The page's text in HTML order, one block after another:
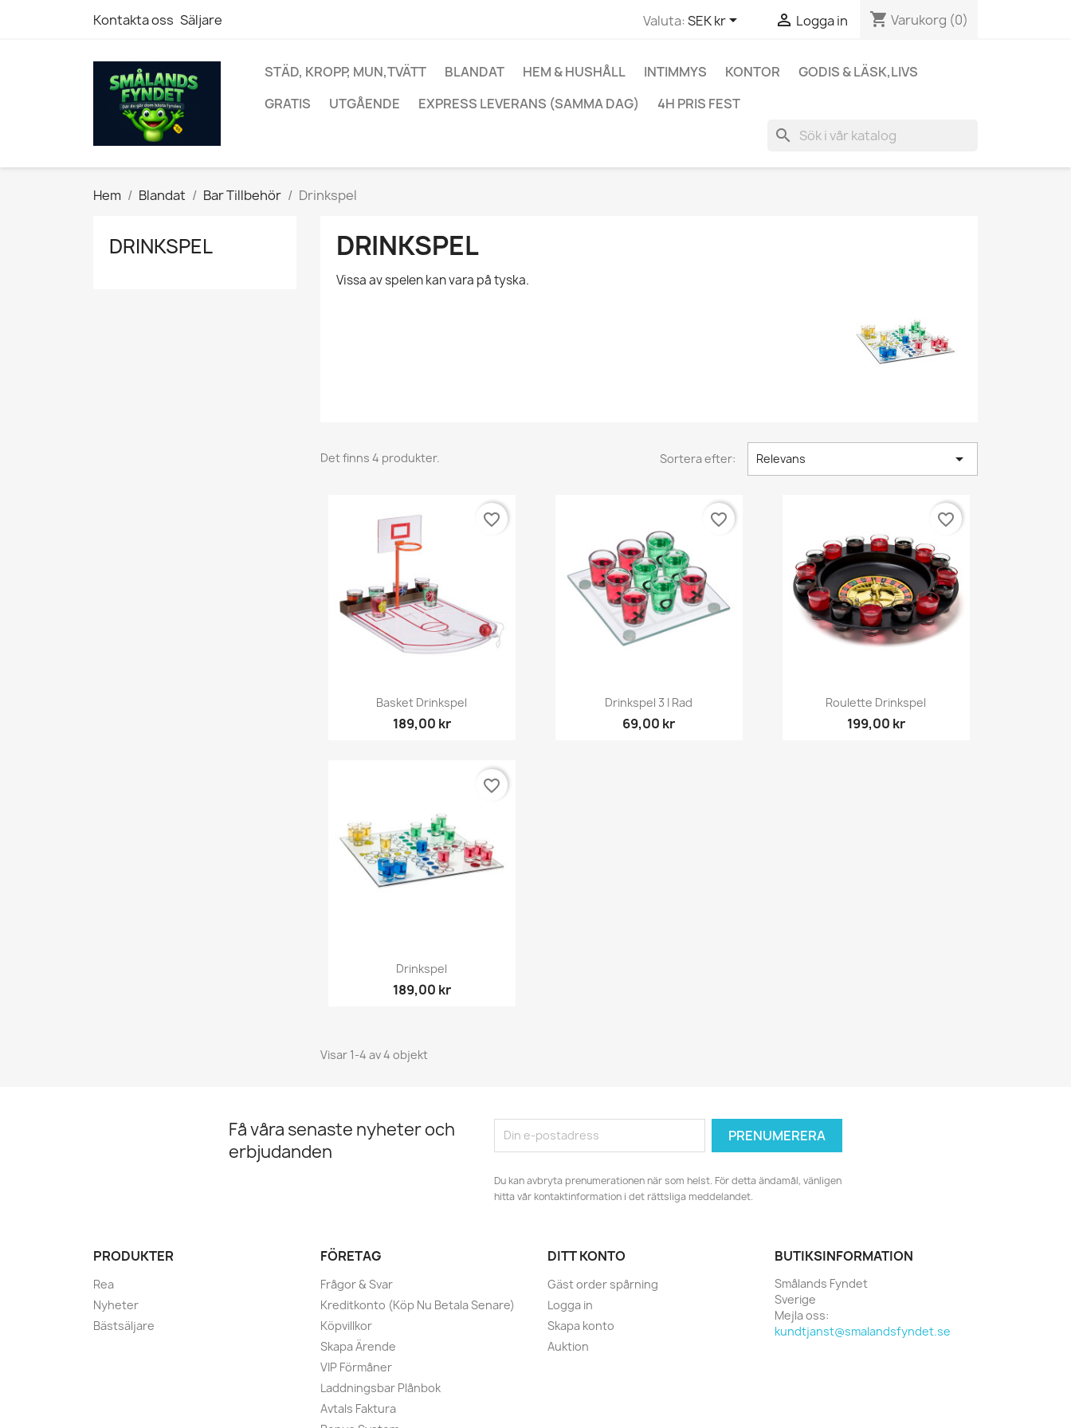
Kontakta oss Säljare Valuta:SEK kr  Logga in shopping_cart Varukorg (0)
STÄD, KROPP, MUN,TVÄTT BLANDAT HEM & HUSHÅLL INTIMMYS KONTOR
GODIS & LÄSK,LIVS
GRATIS
UTGÅENDE EXPRESS LEVERANS (SAMMA DAG) 4H PRIS FEST
search
Hem Blandat Bar Tillbehör Drinkspel
DRINKSPEL DRINKSPEL
Vissa av spelen kan vara på tyska.
Det finns 4 produkter. Sortera efter: Relevans 
Snabbvy
Basket Drinkspel
189,00 kr
favorite_border
Snabbvy
Drinkspel 3 I Rad
69,00 kr
favorite_border
Snabbvy
Roulette Drinkspel
199,00 kr
favorite_border
Snabbvy
Drinkspel
189,00 kr
favorite_border
Visar 1-4 av 4 objekt
Få våra senaste nyheter och
erbjudanden
Du kan avbryta prenumerationen när som helst. För detta ändamål, vänligen
hitta vår kontaktinformation i det rättsliga meddelandet.
PRODUKTER
Rea
Nyheter
Bästsäljare
FÖRETAG
Frågor & Svar
Kreditkonto (Köp Nu Betala Senare)
Köpvillkor
Skapa Ärende
VIP Förmåner
Laddningsbar Plånbok
Avtals Faktura
DITT KONTO
Gäst order spårning
Logga in
Skapa konto
Auktion
BUTIKSINFORMATION
Smålands Fyndet
Sverige
Mejla oss:
kundtjanst@smalandsfyndet.se